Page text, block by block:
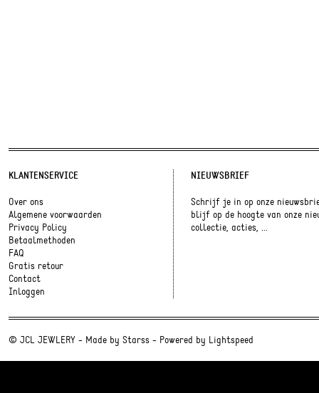
KLANTENSERVICE
Over ons
Algemene voorwaarden
Privacy Policy
Betaalmethoden
FAQ
Gratis retour
Contact
Inloggen
NIEUWSBRIEF
Schrijf je in op onze
blijf op de hoogte van onze
collectie, acties, ...
© JCL JEWLERY - Made by Starss - Powered by Lightspeed